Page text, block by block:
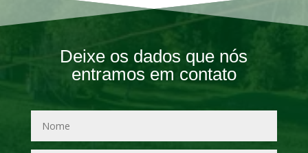
Deixe os dados que nós
entramos em contato